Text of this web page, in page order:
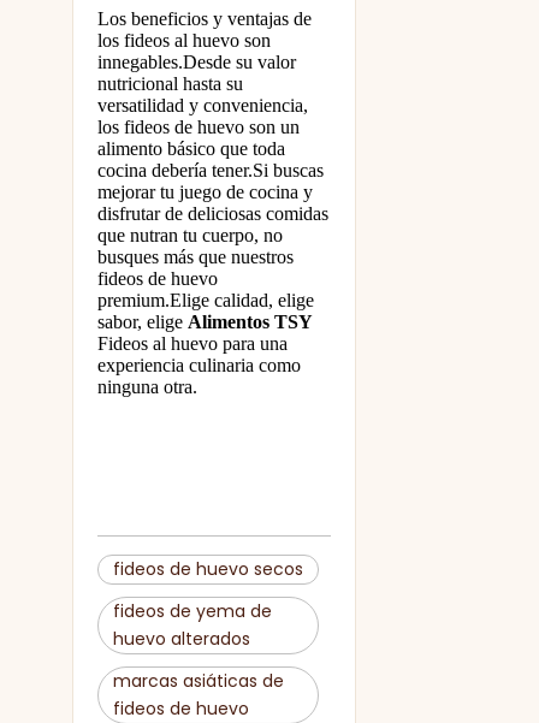
Los beneficios y ventajas de
los fideos al huevo son
innegables.Desde su valor
nutricional hasta su
versatilidad y conveniencia,
los fideos de huevo son un
alimento básico que toda
cocina debería tener.Si buscas
mejorar tu juego de cocina y
disfrutar de deliciosas comidas
que nutran tu cuerpo, no
busques más que nuestros
fideos de huevo
premium.Elige calidad, elige
sabor, elige Alimentos TSY
Fideos al huevo para una
experiencia culinaria como
ninguna otra.
fideos de huevo secos
fideos de yema de
huevo alterados
marcas asiáticas de
fideos de huevo